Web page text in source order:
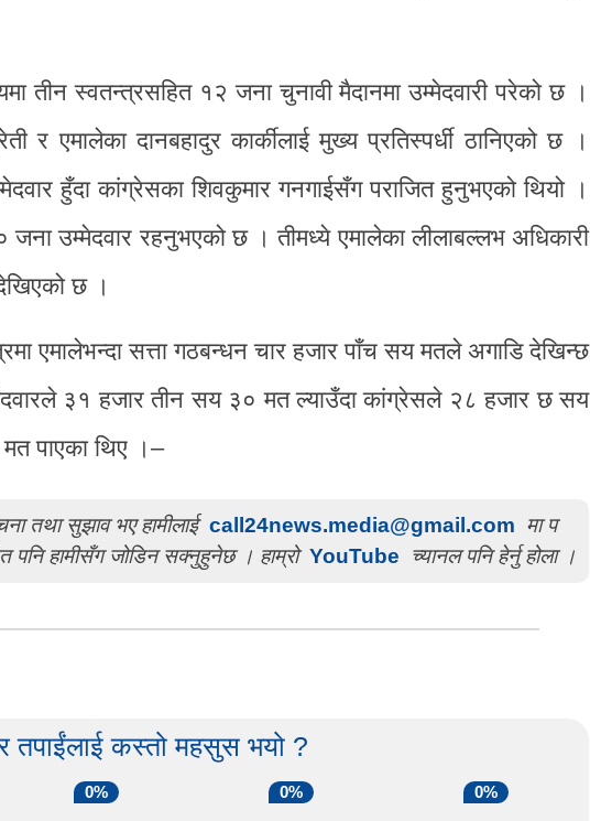
तीन स्वतन्त्रसहित १२ जना चुनावी मैदानमा उम्मेदवारी परेको छ ।
र एमालेका दानबहादुर कार्कीलाई मुख्य प्रतिस्पर्धी ठानिएको छ ।
हुँदा कांग्रेसका शिवकुमार गनगाईसँग पराजित हुनुभएको थियो ।
जना उम्मेदवार रहनुभएको छ । तीमध्ये एमालेका लीलाबल्लभ अधिकारी
छ ।
एमालेभन्दा सत्ता गठबन्धन चार हजार पाँच सय मतले अगाडि देखिन्छ
३१ हजार तीन सय ३० मत ल्याउँदा कांग्रेसले २८ हजार छ सय
पाएका थिए ।–
तथा सुझाव भए हामीलाई call24news.media@gmail.com मा प
पनि हामीसँग जोडिन सक्नुहुनेछ । हाम्रो YouTube च्यानल पनि हेर्नु होला ।
तपाईंलाई कस्तो महसुस भयो ?
0% 0% 0%